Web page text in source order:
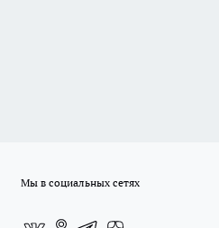
Мы в социальных сетях